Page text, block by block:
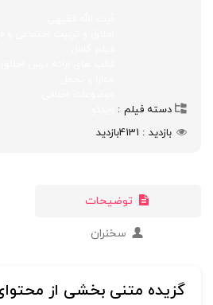
دسته فیلم
بازدید
4131بازدید
توضیحات
سخنران
گزیده متنی بخشی از